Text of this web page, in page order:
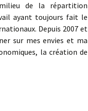
de la répartition
ayant toujours fait le
Depuis 2007 et
sur mes envies et ma
la création de